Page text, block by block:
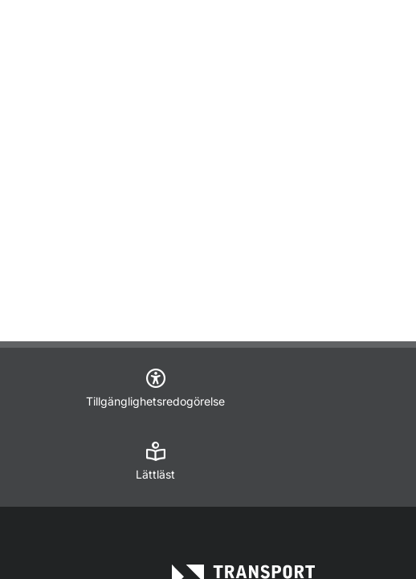
Tillgänglighetsredogörelse
Lättläst